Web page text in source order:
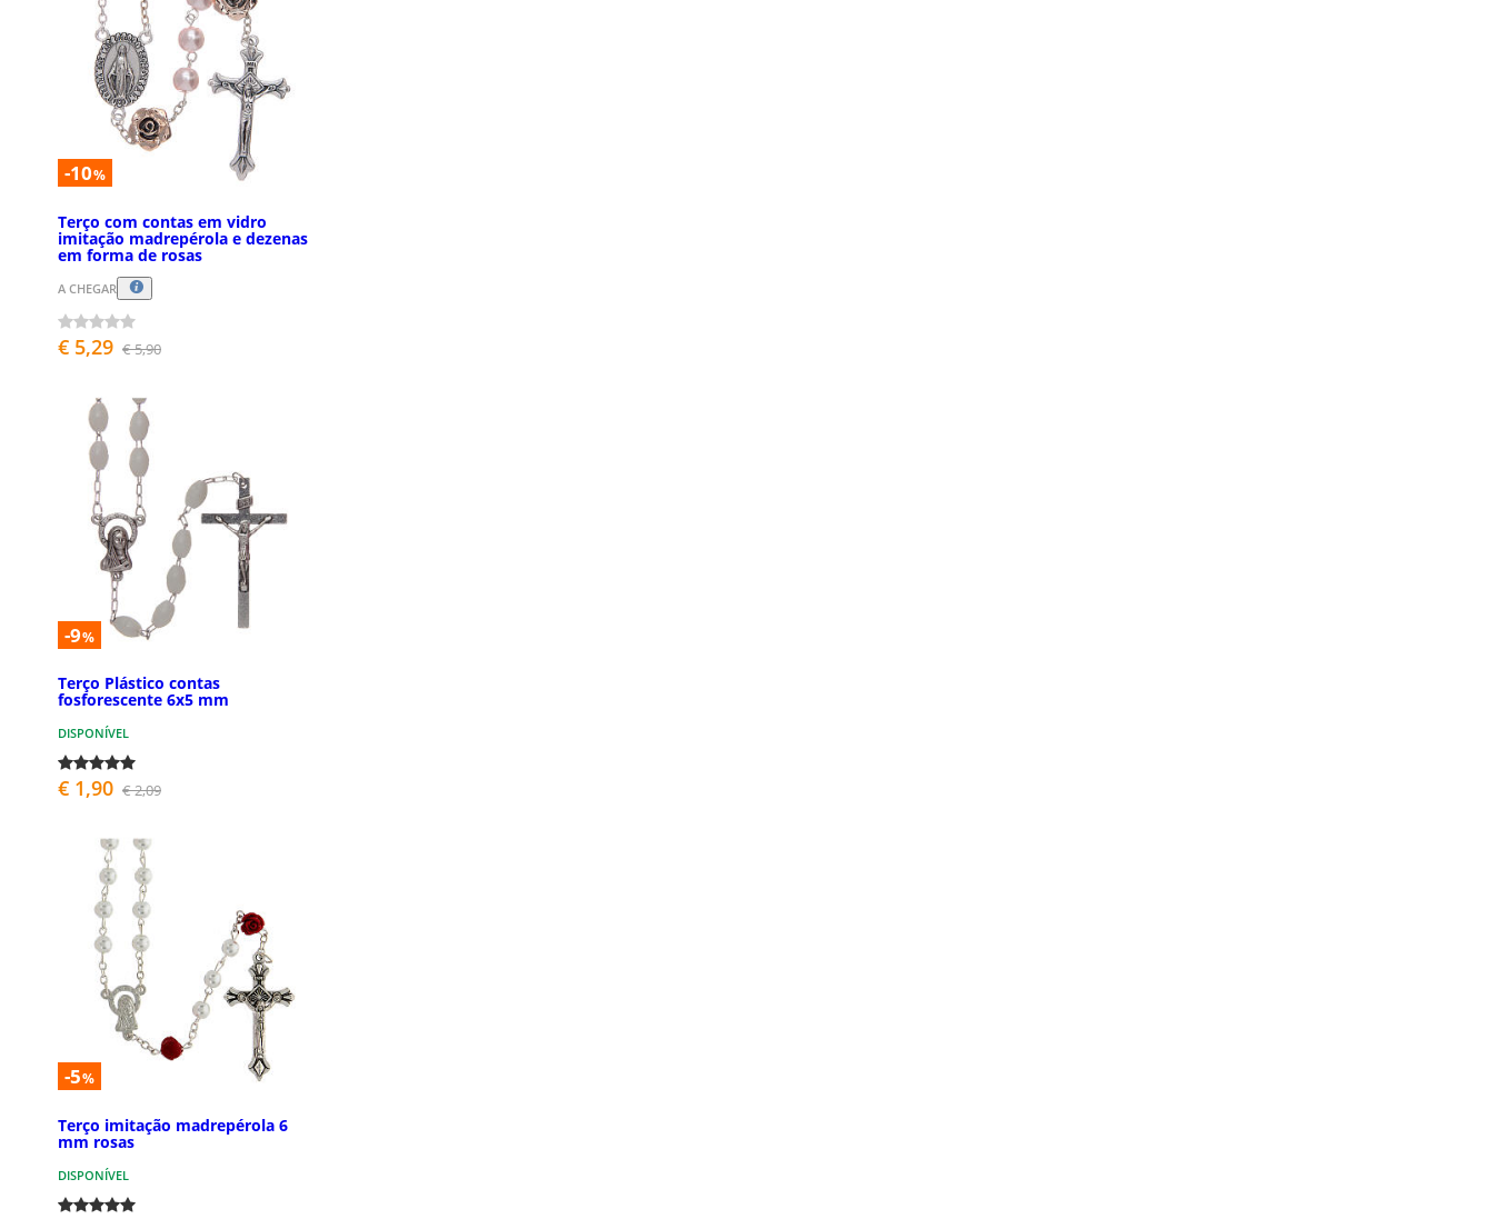
-10%
Terço com contas em vidro
imitação madrepérola e dezenas
em forma de rosas
A CHEGAR
€ 5,29 € 5,90
-9%
Terço Plástico contas
fosforescente 6x5 mm
DISPONÍVEL
€ 1,90 € 2,09
-5%
Terço imitação madrepérola 6
mm rosas
DISPONÍVEL